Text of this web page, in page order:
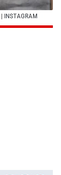
| INSTAGRAM